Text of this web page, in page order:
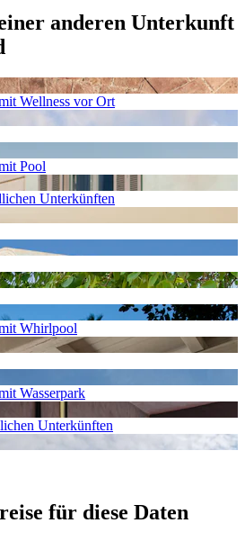
anderen Unterkunft
Wellness vor Ort
Pool
Unterkünften
Whirlpool
Wasserpark
Unterkünften
für diese Daten